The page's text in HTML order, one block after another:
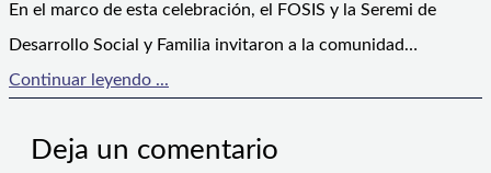
En el marco de esta celebración, el FOSIS y la Seremi de
Desarrollo Social y Familia invitaron a la comunidad…
Continuar leyendo ...
Deja un comentario